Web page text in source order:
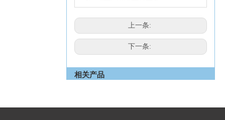
上一条:
下一条:
相关产品